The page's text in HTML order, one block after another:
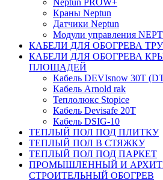
Neptun PROW+
Краны Neptun
Датчики Neptun
Модули управления
КАБЕЛИ ДЛЯ ОБОГРЕВА
КАБЕЛИ ДЛЯ ОБОГРЕВА
ПЛОЩАДЕЙ
Кабель DEVIsnow 30Т
Кабель Arnold rak
Теплолюкс Stopice
Кабель Devisafe 20T
Кабель DSIG-10
ТЕПЛЫЙ ПОЛ ПОД ПЛИТКУ
ТЕПЛЫЙ ПОЛ В СТЯЖКУ
ТЕПЛЫЙ ПОЛ ПОД ПАРКЕТ
ПРОМЫШЛЕННЫЙ И
СТРОИТЕЛЬНЫЙ ОБОГРЕВ